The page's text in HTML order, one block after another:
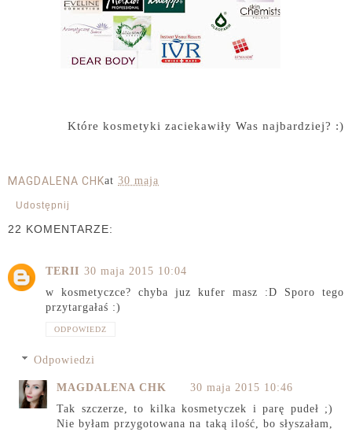
Które kosmetyki zaciekawiły Was najbardziej? :)
MAGDALENA CHKat 30 maja
Udostępnij
22 KOMENTARZE:
TERII 30 maja 2015 10:04
w kosmetyczce? chyba juz kufer masz :D Sporo tego
przytargałaś :)
ODPOWIEDZ
Odpowiedzi
MAGDALENA CHK
30 maja 2015 10:46
Tak szczerze, to kilka kosmetyczek i parę pudeł ;)
Nie byłam przygotowana na taką ilość, bo słyszałam,